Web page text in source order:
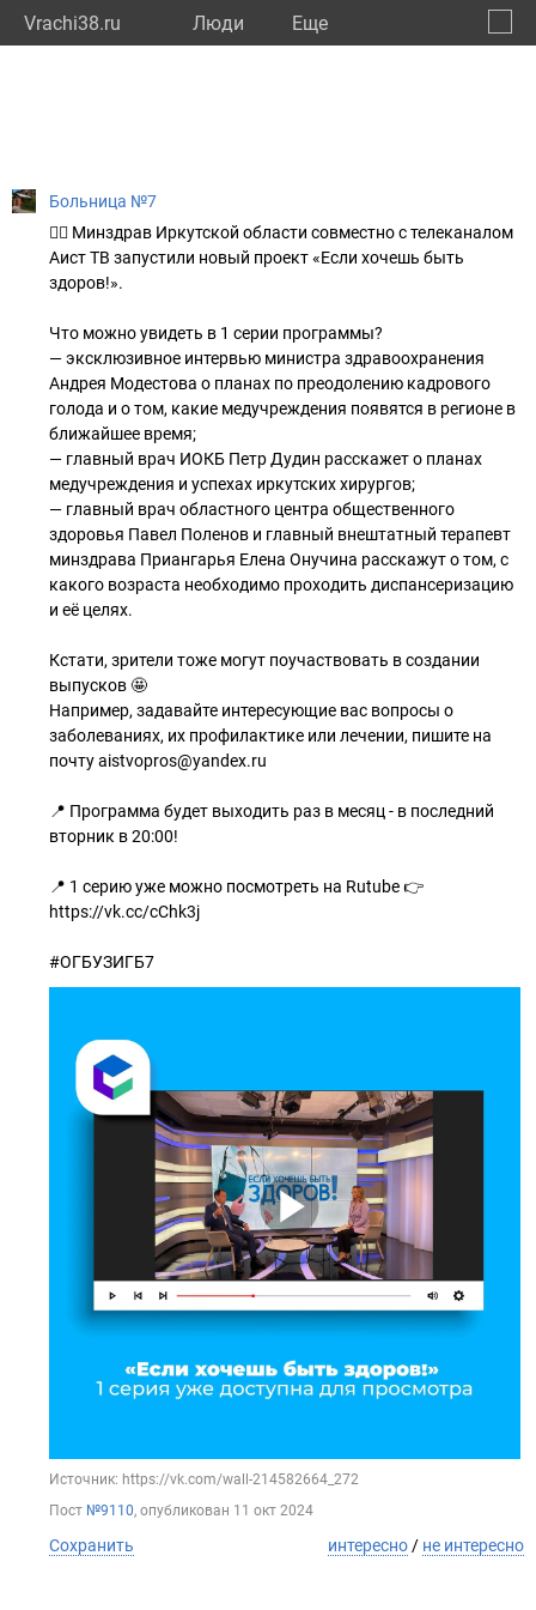
Vrachi38.ru Люди Eще
Больница №7
🙆‍♀️ Минздрав Иркутской области совместно с телеканалом
Аист ТВ запустили новый проект «Если хочешь быть
здоров!».
Что можно увидеть в 1 серии программы?
— эксклюзивное интервью министра здравоохранения
Андрея Модестова о планах по преодолению кадрового
голода и о том, какие медучреждения появятся в регионе в
ближайшее время;
— главный врач ИОКБ Петр Дудин расскажет о планах
медучреждения и успехах иркутских хирургов;
— главный врач областного центра общественного
здоровья Павел Поленов и главный внештатный терапевт
минздрава Приангарья Елена Онучина расскажут о том, с
какого возраста необходимо проходить диспансеризацию
и её целях.
Кстати, зрители тоже могут поучаствовать в создании
выпусков 🤩
Например, задавайте интересующие вас вопросы о
заболеваниях, их профилактике или лечении, пишите на
почту aistvopros@yandex.ru
📍 Программа будет выходить раз в месяц - в последний
вторник в 20:00!
📍 1 серию уже можно посмотреть на Rutube 👉
https://vk.cc/cChk3j
#ОГБУЗИГБ7
Источник: https://vk.com/wall-214582664_272
Пост №9110, опубликован 11 окт 2024
Сохранить интересно / не интересно